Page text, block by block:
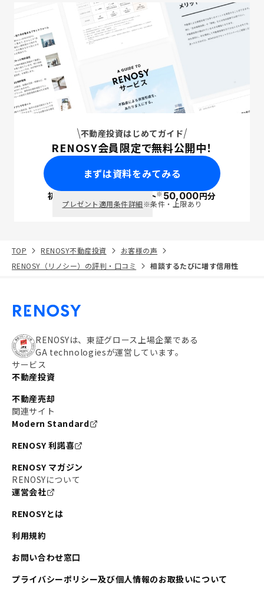
不動産投資はじめてガイド
RENOSY会員限定で無料公開中！
まずは資料をみてみる
初回面談で ポイント※50,000円分
プレゼント適用条件詳細※条件・上限あり
TOP RENOSY不動産投資
お客様の声
RENOSY（リノシー）の評判・口コミ
相談するたびに増す信用性
RENOSYは、東証グロース上場企業である
GA technologiesが運営しています。
サービス
不動産投資
不動産売却
関連サイト
Modern Standard
RENOSY 利諾喜
RENOSY マガジン
RENOSYについて
運営会社
RENOSYとは
利用規約
お問い合わせ窓口
プライバシーポリシー及び個人情報のお取扱いについて